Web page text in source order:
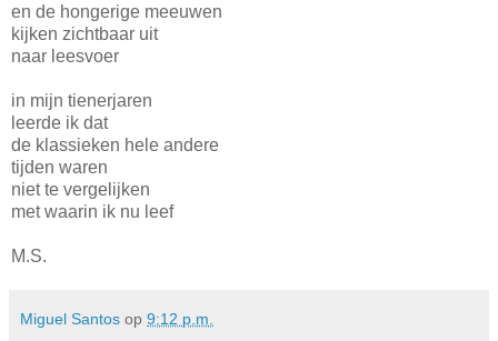
en de hongerige meeuwen
kijken zichtbaar uit
naar leesvoer
in mijn tienerjaren
leerde ik dat
de klassieken hele andere
tijden waren
niet te vergelijken
met waarin ik nu leef
M.S.
Miguel Santos op 9:12 p.m.